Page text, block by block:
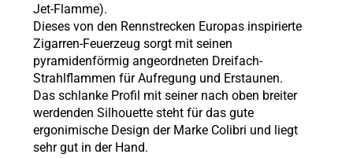
Jet-Flamme).
Dieses von den Rennstrecken Europas inspirierte
Zigarren-Feuerzeug sorgt mit seinen
pyramidenförmig angeordneten Dreifach-
Strahlflammen für Aufregung und Erstaunen.
Das schlanke Profil mit seiner nach oben breiter
werdenden Silhouette steht für das gute
ergonimische Design der Marke Colibri und liegt
sehr gut in der Hand.